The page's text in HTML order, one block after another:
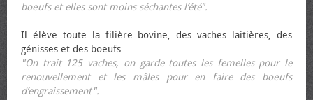
bœufs et elles sont moins séchantes l’été".
Il élève toute la filière bovine, des vaches laitières, des
génisses et des bœufs.
"On trait 125 vaches, on garde toutes les femelles pour le
renouvellement et les mâles pour en faire des bœufs
d’engraissement".